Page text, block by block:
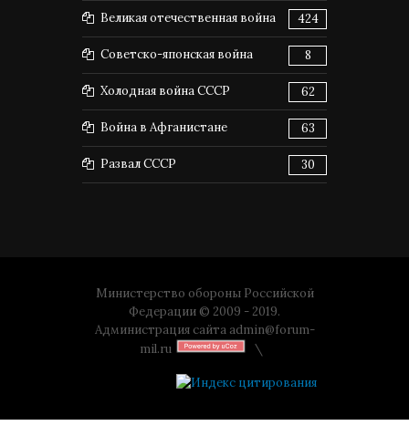
Великая отечественная война 424
Советско-японская война 8
Холодная война СССР 62
Война в Афганистане 63
Развал СССР 30
Министерство обороны Российской
Федерации © 2009 - 2019.
Администрация сайта admin@forum-
mil.ru